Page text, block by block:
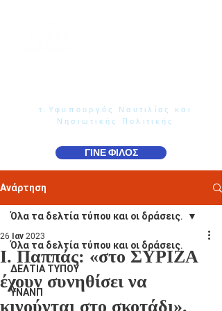
τ.Υφυπουργός Ναυτιλίας και
Νησιωτικής Πολιτικής
ΓΙΝΕ ΦΙΛΟΣ
Ανάρτηση
Όλα τα δελτία τύπου και οι δράσεις.
ΔΕΛΤΙΑ ΤΥΠΟΥ
ΥΝΑΝΠ
Όλα τα δελτία τύπου και οι δράσεις.
Ι. Παππάς: «στο ΣΥΡΙΖΑ
έχουν συνηθίσει να
κινούνται στο σκοτάδι».
26 Ιαν 2023